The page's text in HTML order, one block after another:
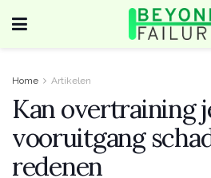
Home Artikelen
Kan overtraining
vooruitgang
redenen